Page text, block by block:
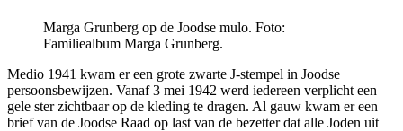
Marga Grunberg op de Joodse mulo. Foto:
Familiealbum Marga Grunberg.
Medio 1941 kwam er een grote zwarte J-stempel in Joodse
persoonsbewijzen. Vanaf 3 mei 1942 werd iedereen verplicht een
gele ster zichtbaar op de kleding te dragen. Al gauw kwam er een
brief van de Joodse Raad op last van de bezetter dat alle Joden uit